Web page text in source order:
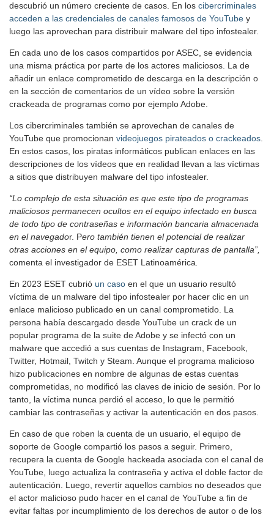
descubrió un número creciente de casos. En los cibercriminales
acceden a las credenciales de canales famosos de YouTube y
luego las aprovechan para distribuir malware del tipo infostealer.
En cada uno de los casos compartidos por ASEC, se evidencia
una misma práctica por parte de los actores maliciosos. La de
añadir un enlace comprometido de descarga en la descripción o
en la sección de comentarios de un vídeo sobre la versión
crackeada de programas como por ejemplo Adobe.
Los cibercriminales también se aprovechan de canales de
YouTube que promocionan videojuegos pirateados o crackeados
En estos casos, los piratas informáticos publican enlaces en las
descripciones de los vídeos que en realidad llevan a las víctimas
a sitios que distribuyen malware del tipo infostealer.
“Lo complejo de esta situación es que este tipo de programas
maliciosos permanecen ocultos en el equipo infectado en busca
de todo tipo de contraseñas e información bancaria almacenada
en el navegador. Pero también tienen el potencial de realizar
otras acciones en el equipo, como realizar capturas de pantalla”,
comenta el investigador de ESET Latinoamérica
En 2023 ESET cubrió un caso en el que un usuario resultó
víctima de un malware del tipo infostealer por hacer clic en un
enlace malicioso publicado en un canal comprometido. La
persona había descargado desde YouTube un crack de un
popular programa de la suite de Adobe y se infectó con un
malware que accedió a sus cuentas de Instagram, Facebook,
Twitter, Hotmail, Twitch y Steam. Aunque el programa malicioso
hizo publicaciones en nombre de algunas de estas cuentas
comprometidas, no modificó las claves de inicio de sesión. Por lo
tanto, la víctima nunca perdió el acceso, lo que le permitió
cambiar las contraseñas y activar la autenticación en dos pasos.
En caso de que roben la cuenta de un usuario, el equipo de
soporte de Google compartió los pasos a seguir. Primero,
recupera la cuenta de Google hackeada asociada con el canal de
YouTube, luego actualiza la contraseña y activa el doble factor de
autenticación. Luego, revertir aquellos cambios no deseados que
el actor malicioso pudo hacer en el canal de YouTube a fin de
evitar faltas por incumplimiento de los derechos de autor o de los